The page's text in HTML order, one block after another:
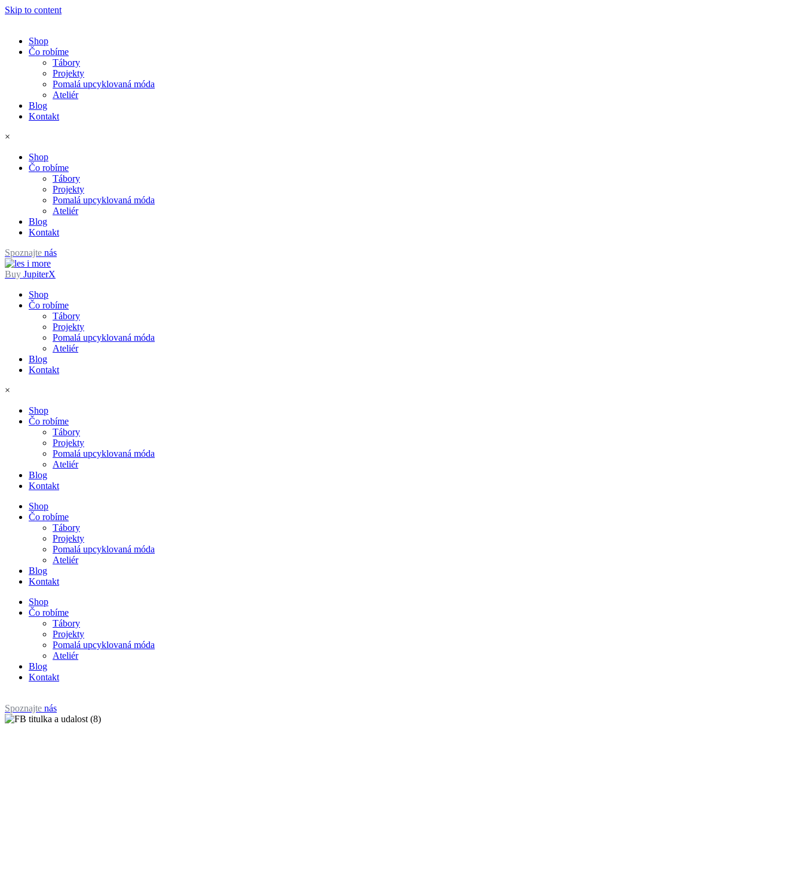
Skip to content
Shop
Čo robíme
Tábory
Projekty
Pomalá upcyklovaná móda
Ateliér
Blog
Kontakt
×
Shop
Čo robíme
Tábory
Projekty
Pomalá upcyklovaná móda
Ateliér
Blog
Kontakt
Spoznajte nás
Buy JupiterX
Shop
Čo robíme
Tábory
Projekty
Pomalá upcyklovaná móda
Ateliér
Blog
Kontakt
×
Shop
Čo robíme
Tábory
Projekty
Pomalá upcyklovaná móda
Ateliér
Blog
Kontakt
Shop
Čo robíme
Tábory
Projekty
Pomalá upcyklovaná móda
Ateliér
Blog
Kontakt
Shop
Čo robíme
Tábory
Projekty
Pomalá upcyklovaná móda
Ateliér
Blog
Kontakt
Spoznajte nás